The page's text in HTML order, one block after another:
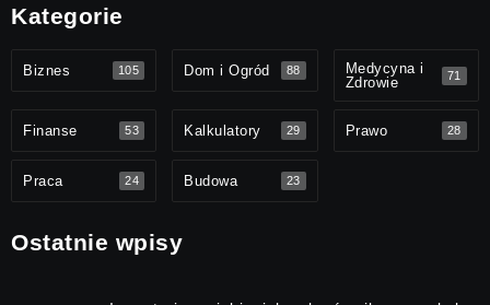
Kategorie
Biznes 105 Dom i Ogród 88
Medycyna i
Zdrowie
71
Finanse 53 Kalkulatory 29 Prawo 28
Praca 24 Budowa 23
Ostatnie wpisy